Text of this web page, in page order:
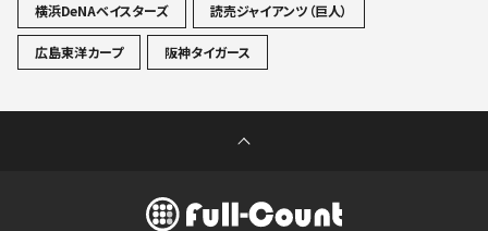
横浜DeNAベイスターズ 読売ジャイアンツ（巨人）
広島東洋カープ 阪神タイガース